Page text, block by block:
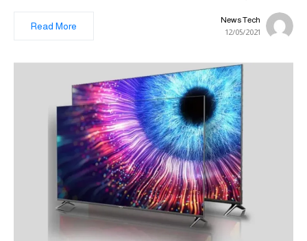
News Tech
12/05/2021
Read More